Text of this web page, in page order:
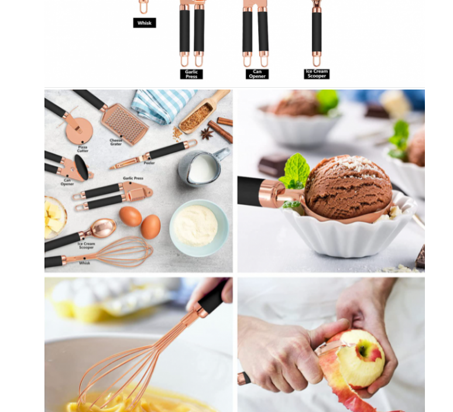
Zatwierdź